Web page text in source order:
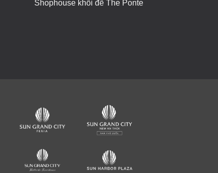
Shophouse khối đế The Ponte